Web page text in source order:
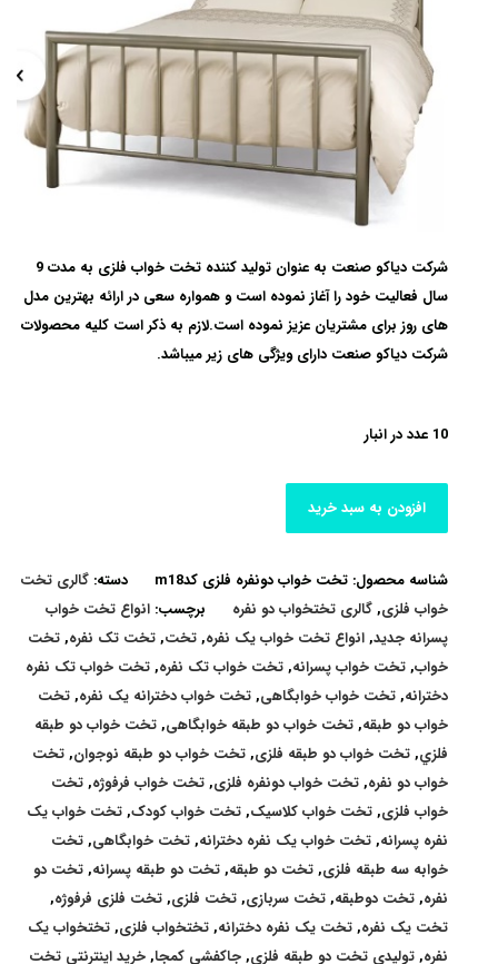
شرکت دیاکو صنعت به عنوان تولید کننده تخت خواب فلزی به مدت 9
سال فعالیت خود را آغاز نموده است و همواره سعی در ارائه بهترین مدل
های روز برای مشتریان عزیز نموده است.لازم به ذکر است کلیه محصولات
شرکت دیاکو صنعت دارای ویژگی های زیر میباشد.
10 عدد در انبار
افزودن به سبد خرید
شناسه محصول: تخت خواب دونفره فلزی کدm18 دسته: گالری تخت
خواب فلزی,گالری تختخواب دو نفره برچسب: انواع تخت خواب
پسرانه جدید,انواع تخت خواب یک نفره,تخت,تخت تک نفره,تخت
خواب,تخت خواب پسرانه,تخت خواب تک نفره,تخت خواب تک نفره
دخترانه,تخت خواب خوابگاهی,تخت خواب دخترانه یک نفره,تخت
خواب دو طبقه,تخت خواب دو طبقه خوابگاهی,تخت خواب دو طبقه
فلزي,تخت خواب دو طبقه فلزی,تخت خواب دو طبقه نوجوان,تخت
خواب دو نفره,تخت خواب دونفره فلزی,تخت خواب فرفوژه,تخت
خواب فلزی,تخت خواب کلاسیک,تخت خواب کودک,تخت خواب یک
نفره پسرانه,تخت خواب یک نفره دخترانه,تخت خوابگاهی,تخت
خوابه سه طبقه فلزی,تخت دو طبقه,تخت دو طبقه پسرانه,تخت دو
نفره,تخت دوطبقه,تخت سربازی,تخت فلزی,تخت فلزی فرفوژه,
تخت یک نفره,تخت یک نفره دخترانه,تختخواب فلزی,تختخواب یک
نفره,تولیدی تخت دو طبقه فلزی,جاکفشی کمجا,خرید اینترنتی تخت